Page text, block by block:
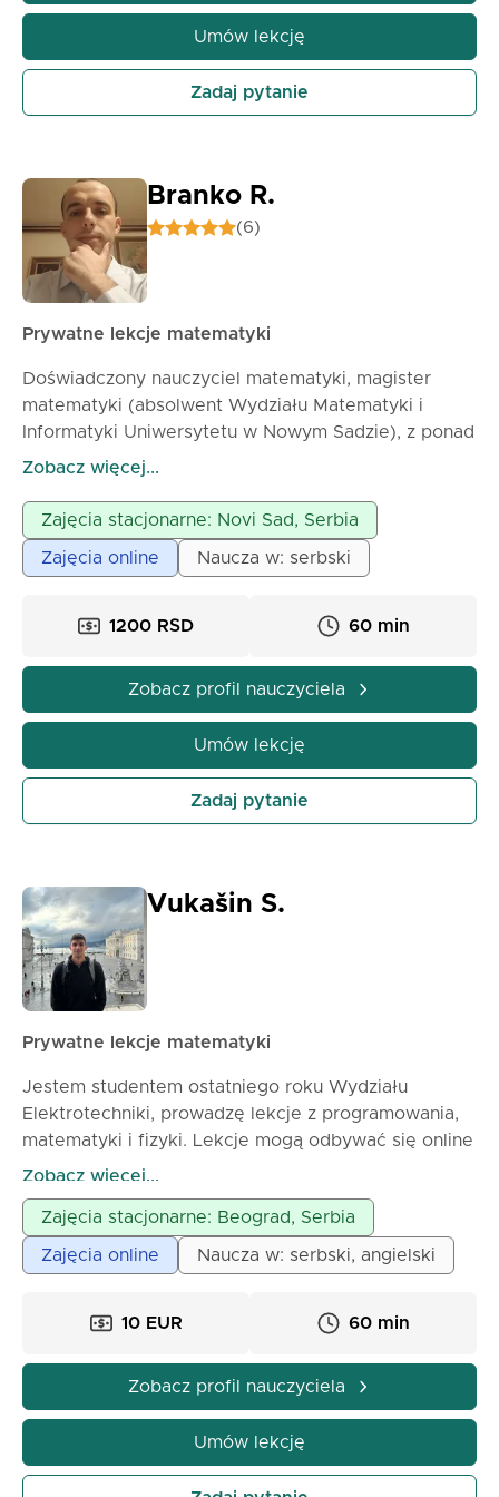
czemu uczniowie mogą w czasie rzeczywistym
obserwować rozwiązywanie zadań. Wszystkie
materiały przechowuję w notatnikach OneNote i po
lekcji przesyłam je w formie elektronicznej. Cena:
Umów lekcję
Zadaj pytanie
Branko R.
(6)
Prywatne lekcje matematyki
Doświadczony nauczyciel matematyki, magister
matematyki (absolwent Wydziału Matematyki i
Informatyki Uniwersytetu w Nowym Sadzie), z ponad
dwunastym rocznym doświadczeniem w pracy w
prowadzeniem prywatnych lekcji, oferuje prywatne
lekcje matematyki dla uczniów szkół podstawowych,
średnich i studentów. Głównymi cechami mojej pracy
Zobacz więcej...
Zajęcia stacjonarne: Novi Sad, Serbia
Zajęcia online Naucza w: serbski
1200 RSD 60 min
Zobacz profil nauczyciela
Umów lekcję
Zadaj pytanie
Vukašin S.
Prywatne lekcje matematyki
Jestem studentem ostatniego roku Wydziału
Elektrotechniki, prowadzę lekcje z programowania,
matematyki i fizyki. Lekcje mogą odbywać się online
lub stacjonarnie, w zależności od ustaleń.
Zobacz więcej...
Zajęcia stacjonarne: Beograd, Serbia
Zajęcia online Naucza w: serbski, angielski
10 EUR 60 min
Zobacz profil nauczyciela
Umów lekcję